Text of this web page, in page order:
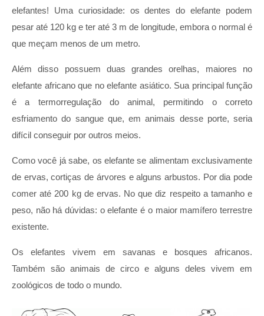
elefantes! Uma curiosidade: os dentes do elefante podem
pesar até 120 kg e ter até 3 m de longitude, embora o normal é
que meçam menos de um metro.
Além disso possuem duas grandes orelhas, maiores no
elefante africano que no elefante asiático. Sua principal função
é a termorregulação do animal, permitindo o correto
esfriamento do sangue que, em animais desse porte, seria
difícil conseguir por outros meios.
Como você já sabe, os elefante se alimentam exclusivamente
de ervas, cortiças de árvores e alguns arbustos. Por dia pode
comer até 200 kg de ervas. No que diz respeito a tamanho e
peso, não há dúvidas: o elefante é o maior mamífero terrestre
existente.
Os elefantes vivem em savanas e bosques africanos.
Também são animais de circo e alguns deles vivem em
zoológicos de todo o mundo.